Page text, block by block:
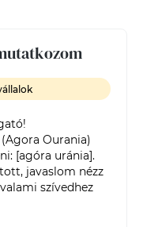
Ourania)
[agóra uránia].
javaslom nézz
szívedhez